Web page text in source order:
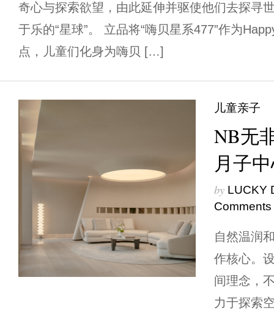
奇心与探索欲望，由此延伸并驱使他们去探寻
于乐的“星球”。 立品将“嗨贝星系477”作为
点，儿童们化身为嗨贝 […]
儿童亲子
NB无
月子
by LUCKY
Comments
自然温润
作核心。
间理念，
力于探索